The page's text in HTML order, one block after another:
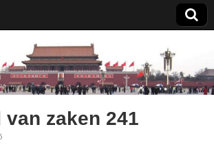
van zaken 241